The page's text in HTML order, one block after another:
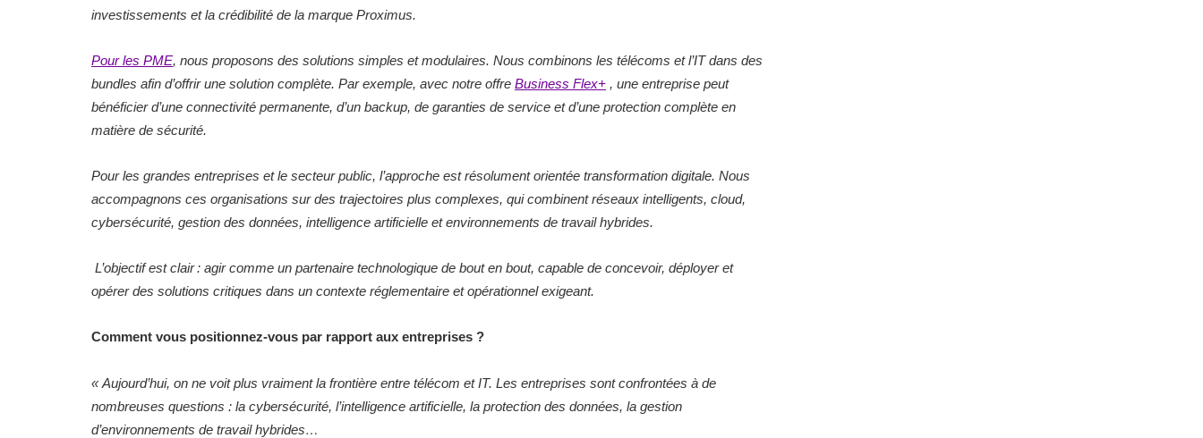
investissements et la crédibilité de la marque Proximus.
Pour les PME, nous proposons des solutions simples et modulaires. Nous combinons les télécoms et l’IT dans des
bundles afin d’offrir une solution complète. Par exemple, avec notre offre Business Flex+ , une entreprise peut
bénéficier d’une connectivité permanente, d’un backup, de garanties de service et d’une protection complète en
matière de sécurité.
Pour les grandes entreprises et le secteur public, l’approche est résolument orientée transformation digitale. Nous
accompagnons ces organisations sur des trajectoires plus complexes, qui combinent réseaux intelligents, cloud,
cybersécurité, gestion des données, intelligence artificielle et environnements de travail hybrides.
L’objectif est clair: agir comme un partenaire technologique de bout en bout, capable de concevoir, déployer et
opérer des solutions critiques dans un contexte réglementaire et opérationnel exigeant.
Comment vous positionnez-vous par rapport aux entreprises ?
« Aujourd’hui, on ne voit plus vraiment la frontière entre télécom et IT. Les entreprises sont confrontées à de
nombreuses questions : la cybersécurité, l’intelligence artificielle, la protection des données, la gestion
d’environnements de travail hybrides…